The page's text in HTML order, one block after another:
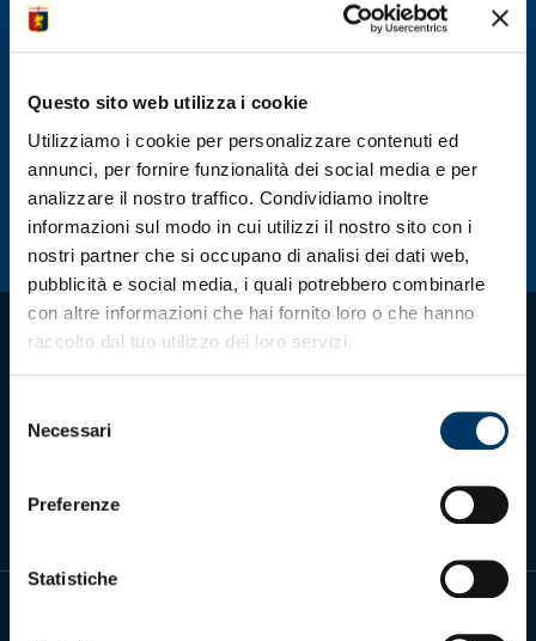
Questo sito web utilizza i cookie
Utilizziamo i cookie per personalizzare contenuti ed
annunci, per fornire funzionalità dei social media e per
analizzare il nostro traffico. Condividiamo inoltre
informazioni sul modo in cui utilizzi il nostro sito con i
nostri partner che si occupano di analisi dei dati web,
pubblicità e social media, i quali potrebbero combinarle
con altre informazioni che hai fornito loro o che hanno
raccolto dal tuo utilizzo dei loro servizi.
delNecessari
Preferenze
Statistiche
Party
Outlet
Helan x Genoa
Isolani x Genoa
Gift Card Online Store